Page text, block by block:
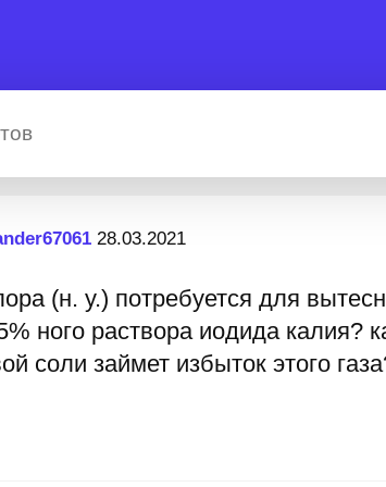
28.03.2021
(н. у.) потребуется для
ного раствора иодида калия?
соли займет избыток этого
эксперты готовы помочь 24 часа
дают